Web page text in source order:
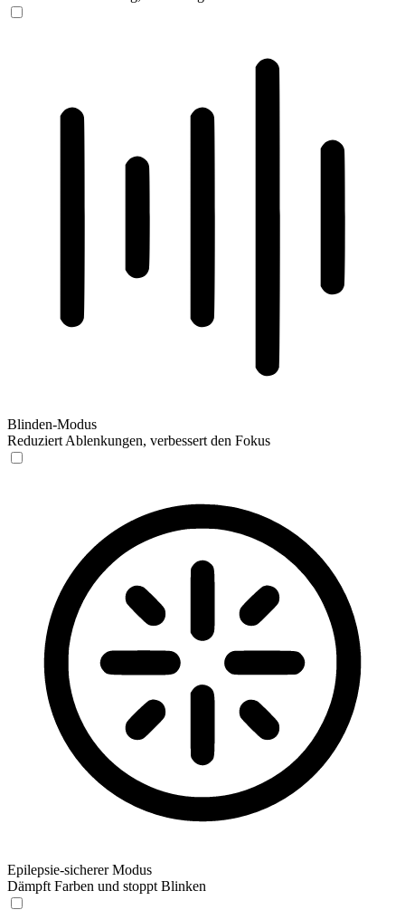
Blinden-Modus
Reduziert Ablenkungen, verbessert den Fokus
Epilepsie-sicherer Modus
Dämpft Farben und stoppt Blinken